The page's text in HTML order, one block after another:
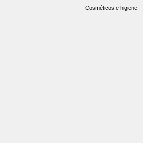
Cosméticos e higiene